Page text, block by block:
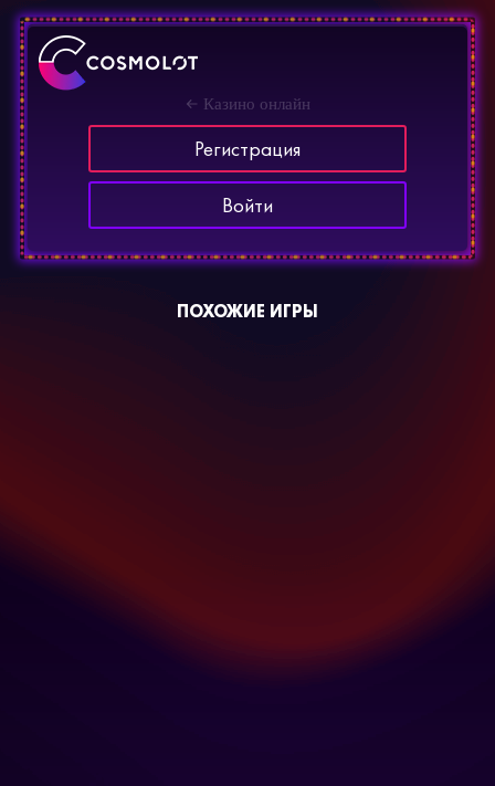
Казино онлайн
Регистрация
Войти
ПОХОЖИЕ ИГРЫ